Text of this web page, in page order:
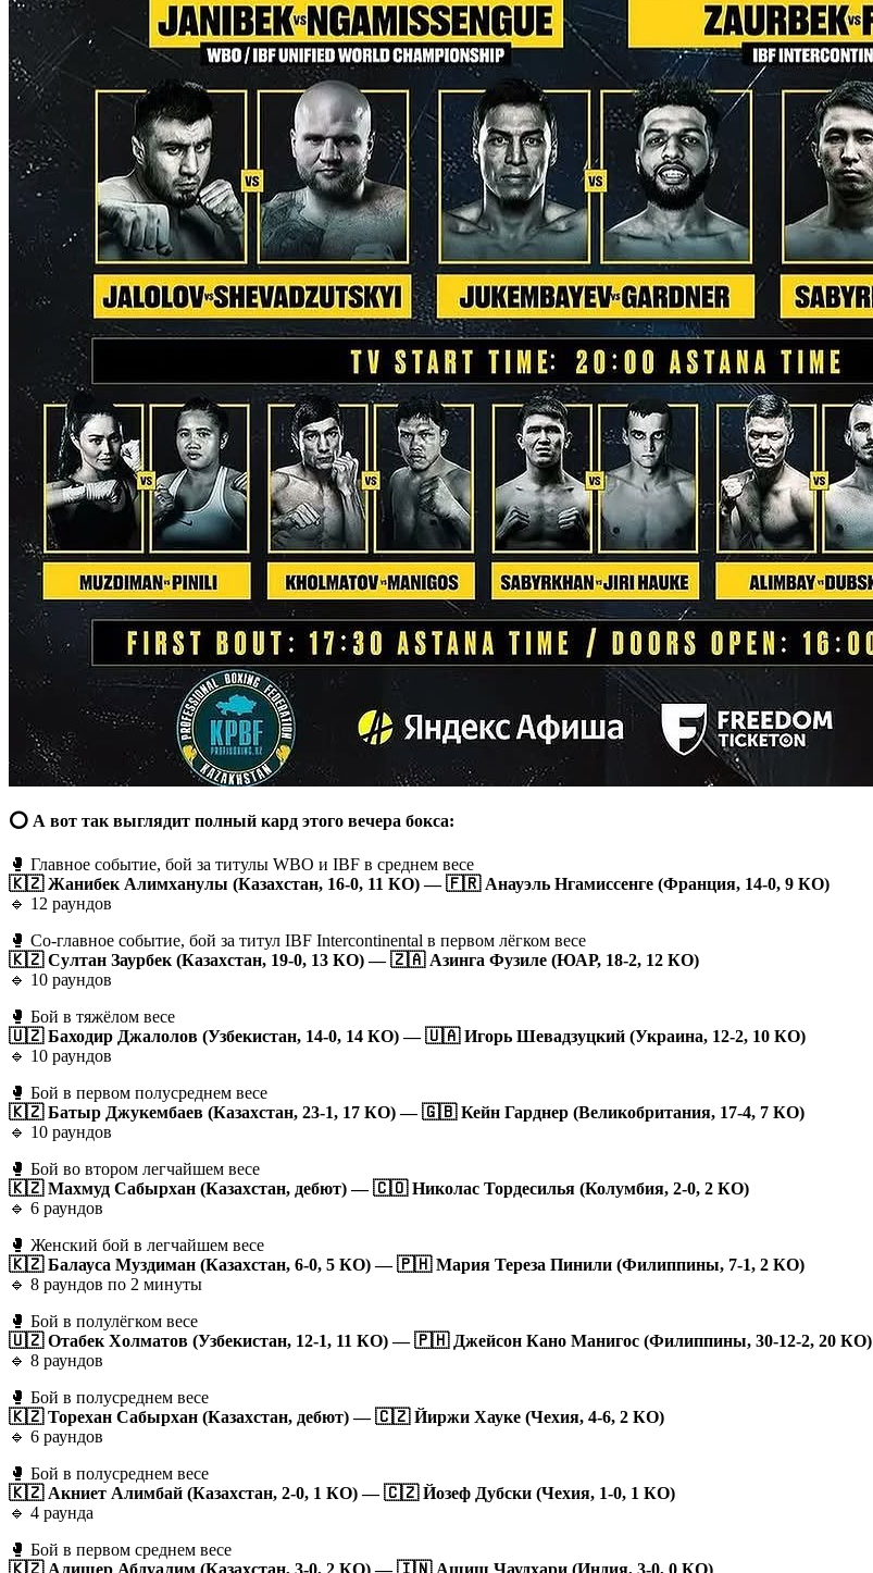
⭕️ А вот так выглядит полный кард этого вечера бокса:
🥊 Главное событие, бой за титулы WBO и IBF в среднем весе
🇰🇿 Жанибек Алимханулы (Казахстан, 16-0, 11 КО) — 🇫🇷 Анауэль Нгамиссенге (Франция, 14-0, 9 КО)
🔹 12 раундов
🥊 Со-главное событие, бой за титул IBF Intercontinental в первом лёгком весе
🇰🇿 Султан Заурбек (Казахстан, 19-0, 13 КО) — 🇿🇦 Азинга Фузиле (ЮАР, 18-2, 12 КО)
🔹 10 раундов
🥊 Бой в тяжёлом весе
🇺🇿 Баходир Джалолов (Узбекистан, 14-0, 14 КО) — 🇺🇦 Игорь Шевадзуцкий (Украина, 12-2, 10 КО)
🔹 10 раундов
🥊 Бой в первом полусреднем весе
🇰🇿 Батыр Джукембаев (Казахстан, 23-1, 17 КО) — 🇬🇧 Кейн Гарднер (Великобритания, 17-4, 7 КО)
🔹 10 раундов
🥊 Бой во втором легчайшем весе
🇰🇿 Махмуд Сабырхан (Казахстан, дебют) — 🇨🇴 Николас Тордесилья (Колумбия, 2-0, 2 КО)
🔹 6 раундов
🥊 Женский бой в легчайшем весе
🇰🇿 Балауса Муздиман (Казахстан, 6-0, 5 КО) — 🇵🇭 Мария Тереза Пинили (Филиппины, 7-1, 2 КО)
🔹 8 раундов по 2 минуты
🥊 Бой в полулёгком весе
🇺🇿 Отабек Холматов (Узбекистан, 12-1, 11 КО) — 🇵🇭 Джейсон Кано Манигос (Филиппины, 30-12-2, 20 КО)
🔹 8 раундов
🥊 Бой в полусреднем весе
🇰🇿 Торехан Сабырхан (Казахстан, дебют) — 🇨🇿 Йиржи Хауке (Чехия, 4-6, 2 КО)
🔹 6 раундов
🥊 Бой в полусреднем весе
🇰🇿 Акниет Алимбай (Казахстан, 2-0, 1 КО) — 🇨🇿 Йозеф Дубски (Чехия, 1-0, 1 КО)
🔹 4 раунда
🥊 Бой в первом среднем весе
🇰🇿 Алишер Абдуалим (Казахстан, 3-0, 2 КО) — 🇮🇳 Ашиш Чаудхари (Индия, 3-0, 0 КО)